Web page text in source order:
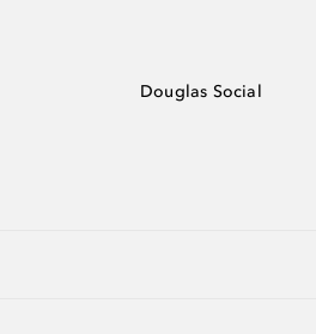
Douglas Social